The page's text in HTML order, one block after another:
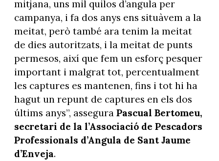
mitjana, uns mil quilos d’angula per
campanya, i fa dos anys ens situàvem a la
meitat, però també ara tenim la meitat
de dies autoritzats, i la meitat de punts
permesos, així que fem un esforç pesquer
important i malgrat tot, percentualment
les captures es mantenen, fins i tot hi ha
hagut un repunt de captures en els dos
últims anys”, assegura Pascual Bertomeu,
secretari de la l’Associació de Pescadors
Professionals d’Angula de Sant Jaume
d’Enveja.